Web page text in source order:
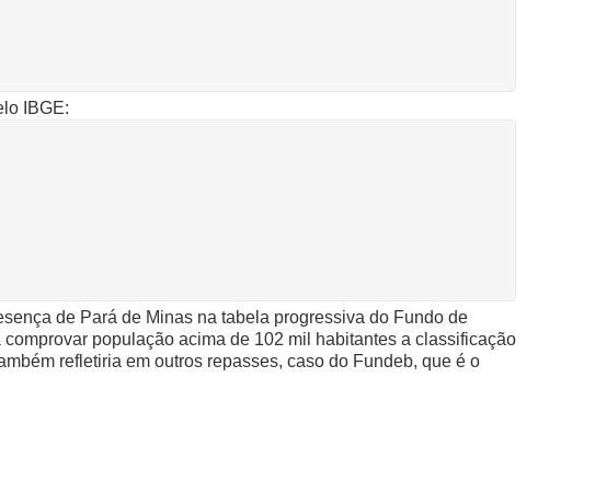
IBGE:
de Pará de Minas na tabela progressiva do Fundo de
população acima de 102 mil habitantes a classificação
refletiria em outros repasses, caso do Fundeb, que é o